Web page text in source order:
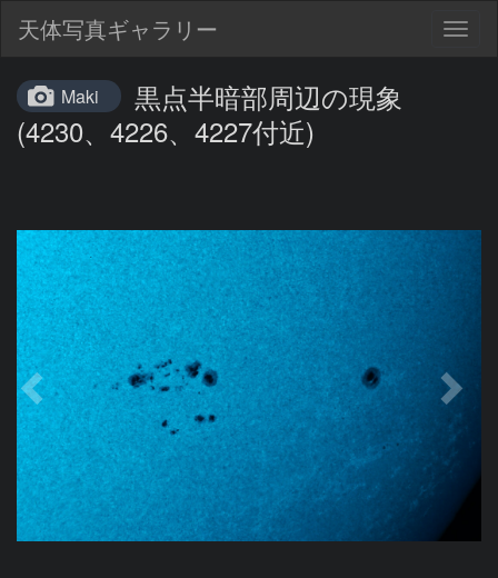
天体写真ギャラリー
Maki
黒点半暗部周辺の現象
(4230、4226、4227付近)